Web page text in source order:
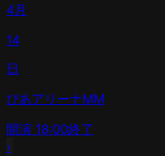
4月
14
日
ぴあアリーナMM
開演 18:00終了
›